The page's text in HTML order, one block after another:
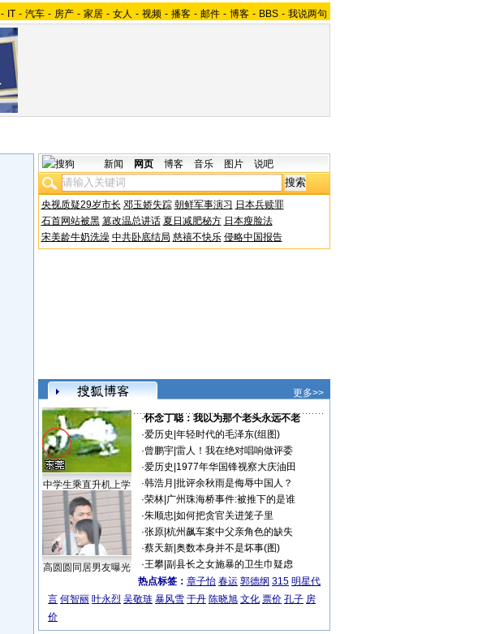
- IT - 汽车 - 房产 - 家居 - 女人 - 视频 - 播客 - 邮件 - 博客 - BBS - 我说两句
新闻 网页 博客 音乐 图片 说吧
央视质疑29岁市长 邓玉娇失踪 朝鲜军事演习 日本兵赎罪
石首网站被黑 篡改温总讲话 夏日减肥秘方 日本瘦脸法
宋美龄牛奶洗澡 中共卧底结局 慈禧不快乐 侵略中国报告
更多>>
中学生乘直升机上学
高圆圆同居男友曝光
·怀念丁聪：我以为那个老头永远不老
·爱历史 年轻时代的毛泽东(组图)
·曾鹏宇| 雷人！我在绝对唱响做评委
·爱历史 1977年华国锋视察大庆油田
·韩浩月 批评余秋雨是侮辱中国人？
·荣林| 广州珠海桥事件:被推下的是谁
·朱顺忠 如何把贪官关进笼子里
·张原| 杭州飙车案中父亲角色的缺失
·蔡天新| 奥数本身并不是坏事(图)
·王攀| 副县长之女施暴的卫生巾疑虑
热点标签： 章子怡 春运 郭德纲 315 明星代
言 何智丽 叶永烈 吴敬琏 暴风雪 于丹 陈晓旭 文化 票价 孔子 房
价